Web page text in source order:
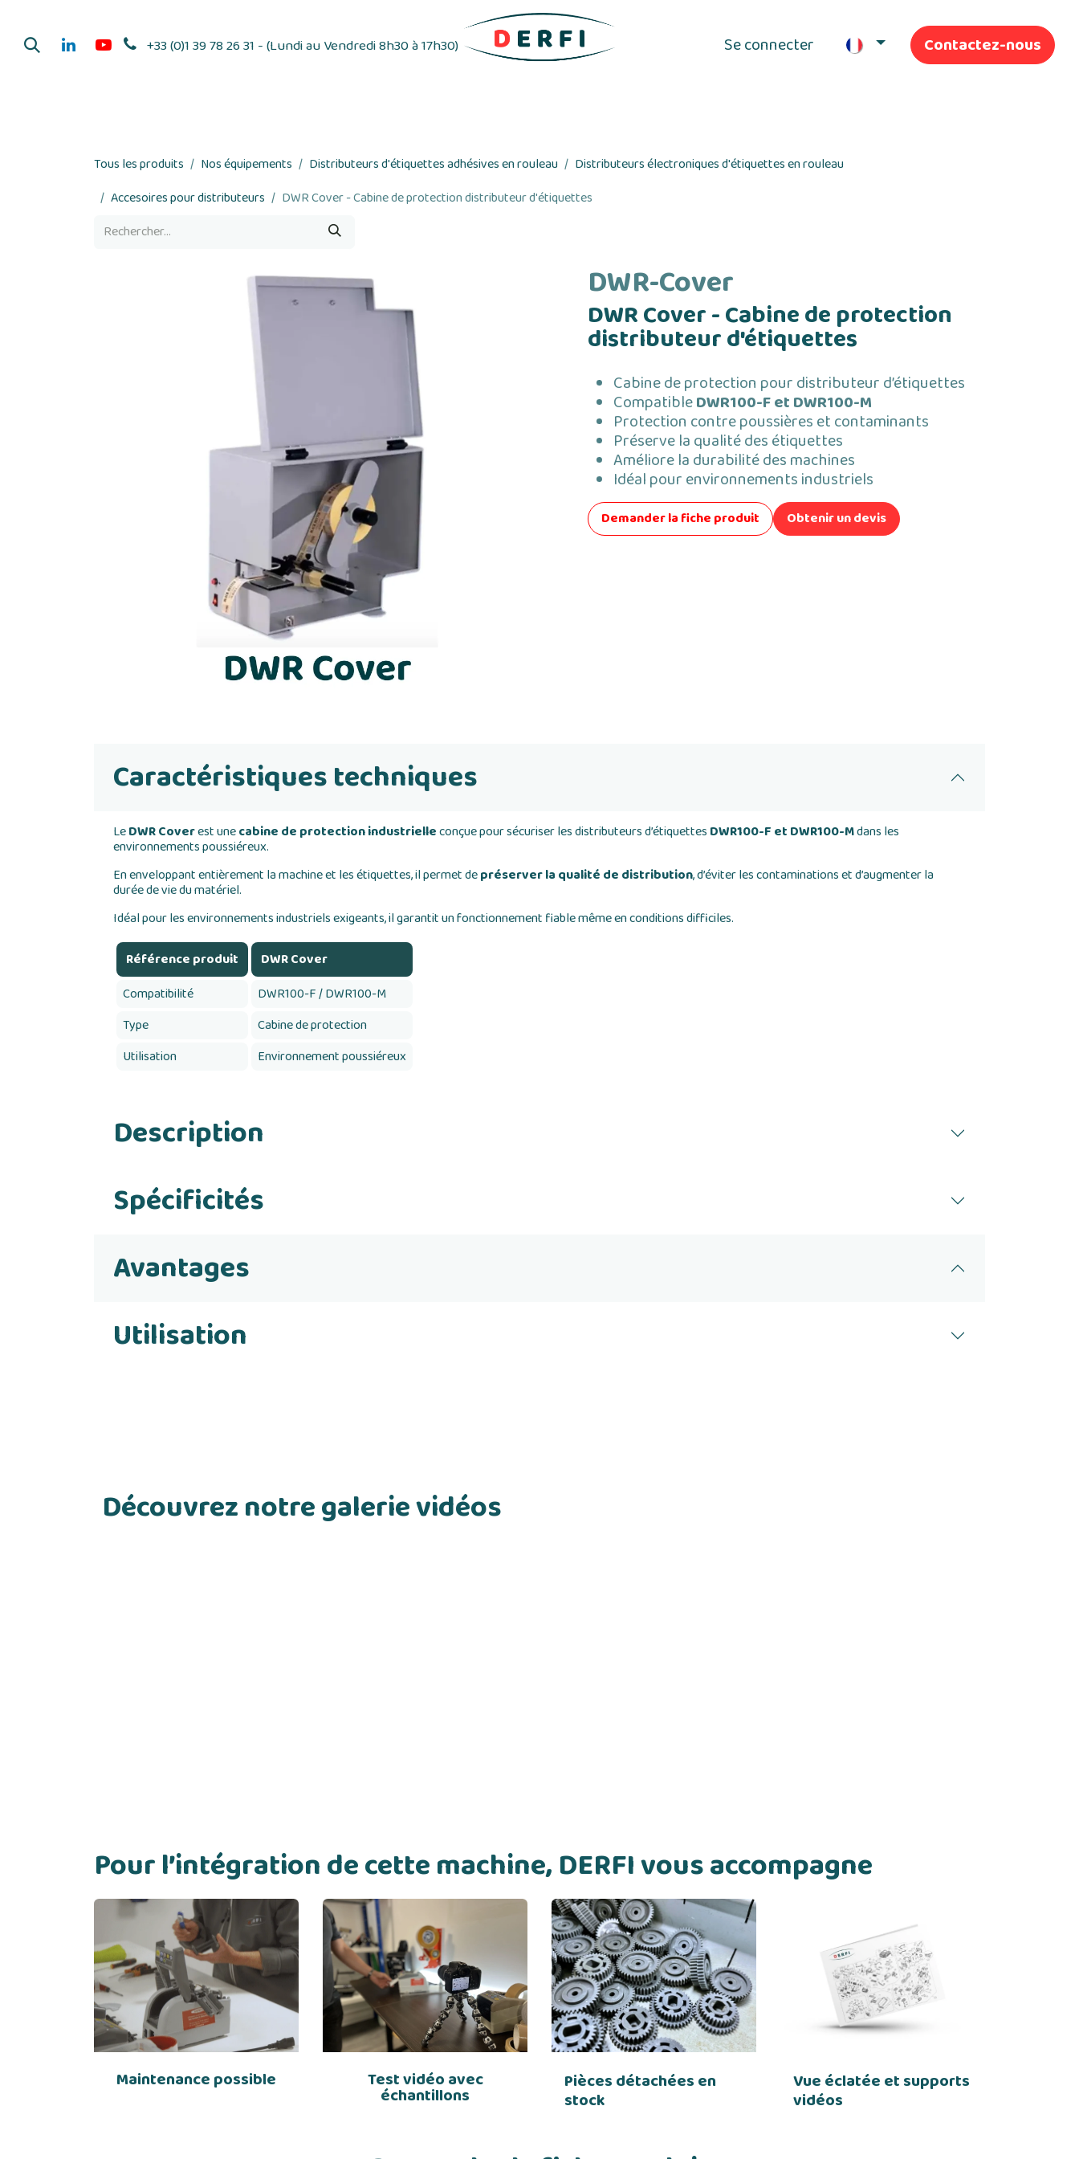
+33 (0)1 39 78 26 31 - (Lundi au Vendredi 8h30 à 17h30) Se connecter Contactez-nous
Tous les produits Nos équipements Distributeurs d'étiquettes adhésives en rouleau
Distributeurs électroniques d'étiquettes en rouleau
Accesoires pour distributeurs
DWR Cover - Cabine de protection distributeur d'étiquettes
DWR-Cover
DWR Cover - Cabine de protection
distributeur d'étiquettes
Cabine de protection pour distributeur d’étiquettes
CompatibleDWR100-F et DWR100-M
Protection contre poussières et contaminants
Préserve la qualité des étiquettes
Améliore la durabilité des machines
Idéal pour environnements industriels
Demander la fiche produit Obtenir un devis
Caractéristiques techniques
LeDWR Coverest unecabine de protection industrielleconçue pour sécuriser les distributeurs d’étiquettes DWR100-F et DWR100-Mdans les
environnements poussiéreux.
En enveloppant entièrement la machine et les étiquettes, il permet depréserver la qualité de distribution, d’éviter les contaminations et d’augmenter la
durée de vie du matériel.
Idéal pour les environnements industriels exigeants, il garantit un fonctionnement fiable même en conditions difficiles.
Référence produit
DWR Cover
Compatibilité
DWR100-F / DWR100-M
Type
Cabine de protection
Utilisation
Environnement poussiéreux
Description
Spécificités
Avantages
Utilisation
Découvrez notre galerie vidéos
Pour l’intégration de cette machine, DERFI vous accompagne
Maintenance possible Test vidéo avec
échantillons
Pièces détachées en
stock
Vue éclatée et supports
vidéos